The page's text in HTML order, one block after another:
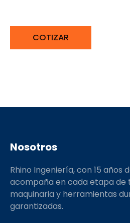
COTIZAR
Nosotros
Rhino Ingeniería, con 15 años
acompaña en cada etapa de
maquinaria y herramientas
garantizadas.